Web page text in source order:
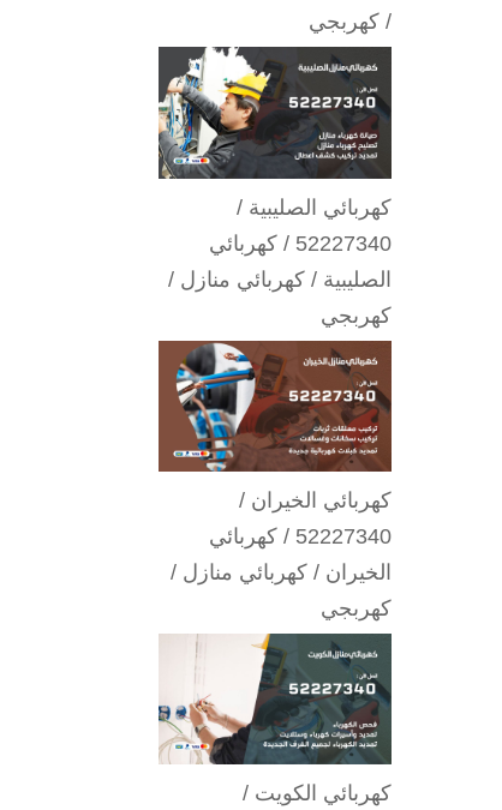
/ كهربجي
كهربائي الصليبية /
52227340 / كهربائي
الصليبية / كهربائي منازل /
كهربجي
كهربائي الخيران /
52227340 / كهربائي
الخيران / كهربائي منازل /
كهربجي
كهربائي الكويت /